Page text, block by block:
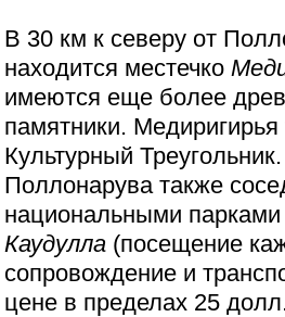
В 30 км к северу от
находится местечко
имеются еще более
памятники. Медиригирья
Культурный Треугольник.
Поллонарува также
национальными парками
Каудулла (посещение
сопровождение и
цене в пределах 25